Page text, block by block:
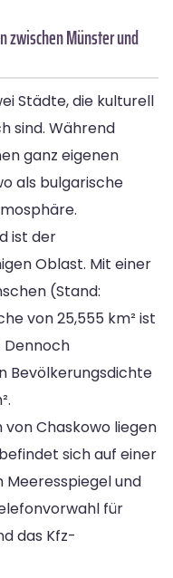
zwischen Münster und
Städte, die kulturell
sind. Während
ganz eigenen
als bulgarische
ist der
Oblast. Mit einer
(Stand:
von 25,555 km² ist
Dennoch
Bevölkerungsdichte
Chaskowo liegen
befindet sich auf einer
Meeresspiegel und
für
das Kfz-